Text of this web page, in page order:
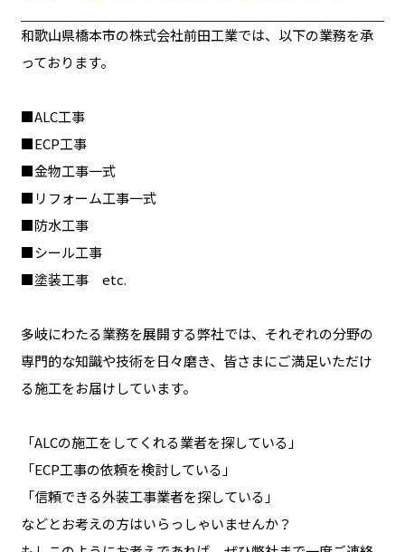
和歌山県橋本市の株式会社前田工業では、以下の業務を承
っております。
■ALC工事
■ECP工事
■金物工事一式
■リフォーム工事一式
■防水工事
■シール工事
■塗装工事 etc.
多岐にわたる業務を展開する弊社では、それぞれの分野の
専門的な知識や技術を日々磨き、皆さまにご満足いただけ
る施工をお届けしています。
「ALCの施工をしてくれる業者を探している」
「ECP工事の依頼を検討している」
「信頼できる外装工事業者を探している」
などとお考えの方はいらっしゃいませんか？